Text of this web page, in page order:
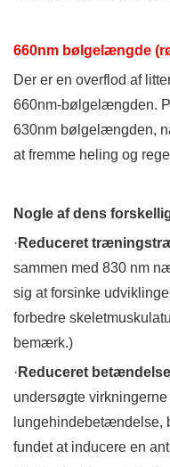
660nm bølgelængde
Der er en overflod af
660nm-bølgelængden.
630nm bølgelængden,
at fremme heling og
Nogle af dens
· Reduceret
sammen med 830 nm
sig at forsinke
forbedre
bemærk.)
· Reduceret
undersøgte
fundet at inducere en